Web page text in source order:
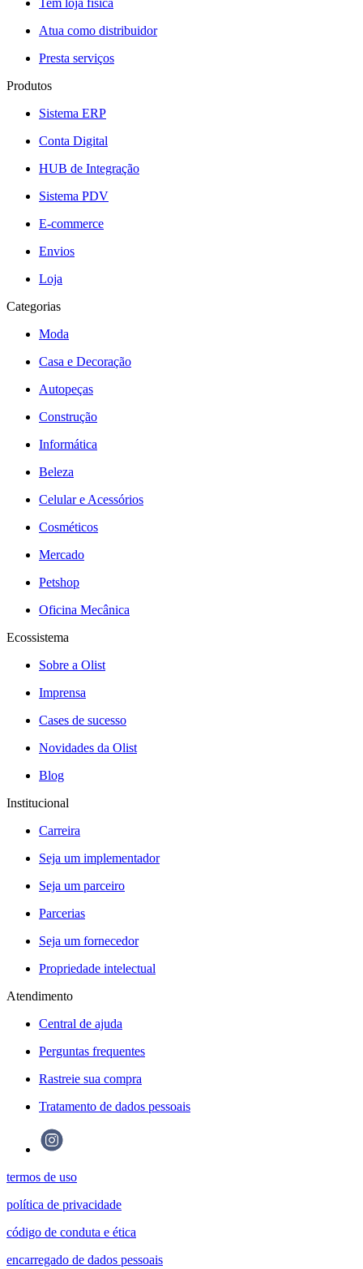
Tem loja física
Atua como distribuidor
Presta serviços
Produtos
Sistema ERP
Conta Digital
HUB de Integração
Sistema PDV
E-commerce
Envios
Loja
Categorias
Moda
Casa e Decoração
Autopeças
Construção
Informática
Beleza
Celular e Acessórios
Cosméticos
Mercado
Petshop
Oficina Mecânica
Ecossistema
Sobre a Olist
Imprensa
Cases de sucesso
Novidades da Olist
Blog
Institucional
Carreira
Seja um implementador
Seja um parceiro
Parcerias
Seja um fornecedor
Propriedade intelectual
Atendimento
Central de ajuda
Perguntas frequentes
Rastreie sua compra
Tratamento de dados pessoais
termos de uso
política de privacidade
código de conduta e ética
encarregado de dados pessoais